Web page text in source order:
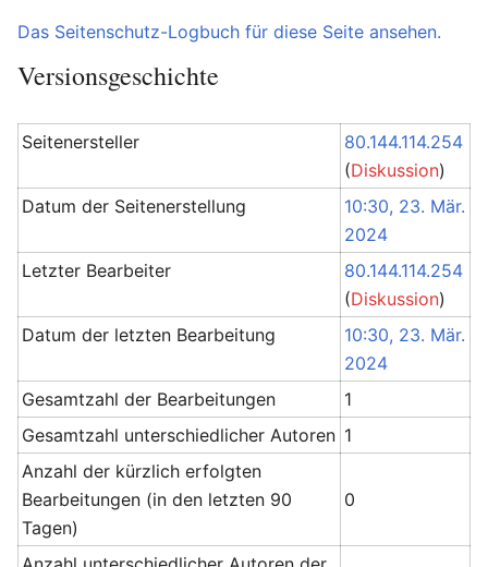
Das Seitenschutz-Logbuch für diese Seite ansehen.
Versionsgeschichte
Seitenersteller
80.144.114.254
(Diskussion)
Datum der Seitenerstellung
10:30, 23. Mär.
2024
Letzter Bearbeiter
80.144.114.254
(Diskussion)
Datum der letzten Bearbeitung
10:30, 23. Mär.
2024
Gesamtzahl der Bearbeitungen
1
Gesamtzahl unterschiedlicher Autoren 1
Anzahl der kürzlich erfolgten
Bearbeitungen (in den letzten 90
Tagen)
0